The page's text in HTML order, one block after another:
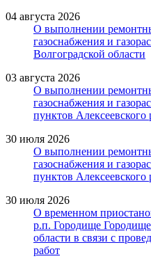
04 августа 2026
О выполнении
газоснабжения и
Волгоградской области
03 августа 2026
О выполнении
газоснабжения и
пунктов Алексеевского
30 июля 2026
О выполнении
газоснабжения и
пунктов Алексеевского
30 июля 2026
О временном
р.п. Городище
области в связи с
работ